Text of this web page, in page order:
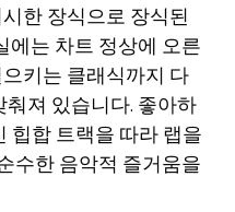
한 장식으로 장식된
에는 차트 정상에 오른
키는 클래식까지 다
져 있습니다. 좋아하
힙합 트랙을 따라 랩을
수한 음악적 즐거움을